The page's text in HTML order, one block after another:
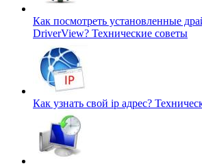
Как посмотреть установленные
DriverView? Технические советы
Как узнать свой ip адрес?